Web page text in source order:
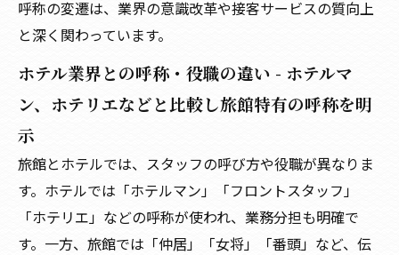
呼称の変遷は、業界の意識改革や接客サービスの質向上
と深く関わっています。
ホテル業界との呼称・役職の違い - ホテルマ
ン、ホテリエなどと比較し旅館特有の呼称を明
示
旅館とホテルでは、スタッフの呼び方や役職が異なりま
す。ホテルでは「ホテルマン」「フロントスタッフ」
「ホテリエ」などの呼称が使われ、業務分担も明確で
す。一方、旅館では「仲居」「女将」「番頭」など、伝